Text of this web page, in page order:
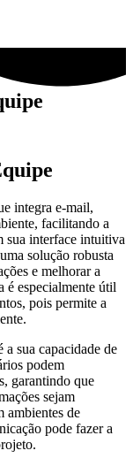
integra e-mail,
facilitando a
sua interface intuitiva
solução robusta
e melhorar a
é especialmente útil
pois permite a
sua capacidade de
podem
garantindo que
sejam
ambientes de
pode fazer a